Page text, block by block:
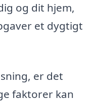
og dit hjem,
et dygtigt
er det
faktorer kan